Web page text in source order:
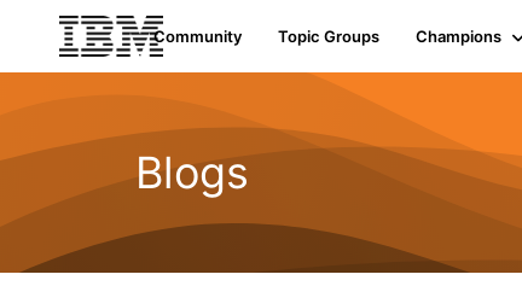
Community Topic Groups Champions
Blogs